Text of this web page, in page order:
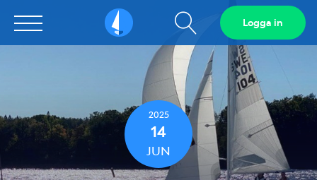
Sailarena Visa
sökfält
Logga in
2025
14
JUN